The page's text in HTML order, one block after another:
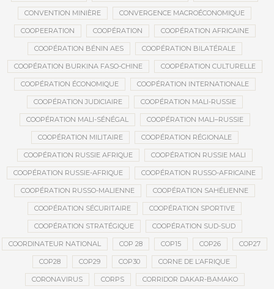
CONVENTION MINIÈRE CONVERGENCE MACROÉCONOMIQUE
COOPEERATION COOPÉRATION COOPÉRATION AFRICAINE
COOPÉRATION BÉNIN AES COOPÉRATION BILATÉRALE
COOPÉRATION BURKINA FASO-CHINE COOPÉRATION CULTURELLE
COOPÉRATION ÉCONOMIQUE COOPÉRATION INTERNATIONALE
COOPÉRATION JUDICIAIRE COOPÉRATION MALI-RUSSIE
COOPÉRATION MALI-SÉNÉGAL COOPÉRATION MALI–RUSSIE
COOPÉRATION MILITAIRE COOPÉRATION RÉGIONALE
COOPÉRATION RUSSIE AFRIQUE COOPÉRATION RUSSIE MALI
COOPÉRATION RUSSIE-AFRIQUE COOPÉRATION RUSSO-AFRICAINE
COOPÉRATION RUSSO-MALIENNE COOPÉRATION SAHÉLIENNE
COOPÉRATION SÉCURITAIRE COOPÉRATION SPORTIVE
COOPÉRATION STRATÉGIQUE COOPÉRATION SUD-SUD
COORDINATEUR NATIONAL COP 28 COP15 COP26 COP27
COP28 COP29 COP30 CORNE DE L’AFRIQUE
CORONAVIRUS CORPS CORRIDOR DAKAR-BAMAKO